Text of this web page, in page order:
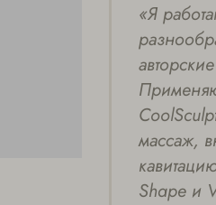
«Я
массаж,
Shape и